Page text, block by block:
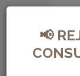
📢